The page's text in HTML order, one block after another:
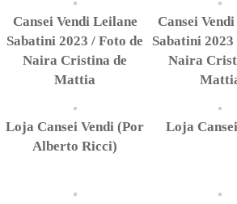
Cansei Vendi Leilane
Sabatini 2023 / Foto de
Naira Cristina de
Mattia
Cansei
Sabatini 2023
Naira
Loja Cansei Vendi (Por
Alberto Ricci)
Loja